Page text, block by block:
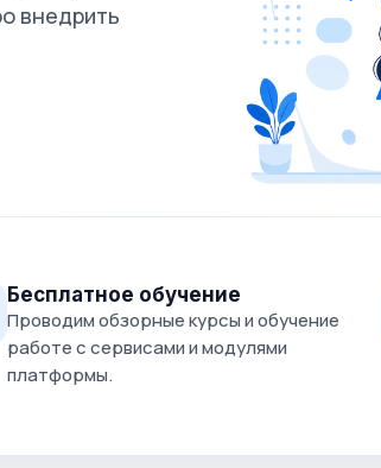
внедрить
Бесплатное обучение
Проводим обзорные курсы и обучение
работе с сервисами и модулями
платформы.